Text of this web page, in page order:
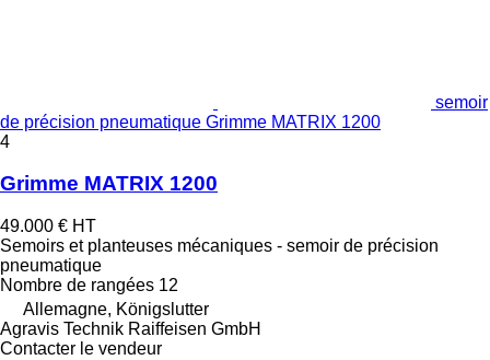
semoir
de précision pneumatique Grimme MATRIX 1200
4
Grimme MATRIX 1200
49.000 € HT
Semoirs et planteuses mécaniques - semoir de précision
pneumatique
Nombre de rangées 12
Allemagne, Königslutter
Agravis Technik Raiffeisen GmbH
Contacter le vendeur